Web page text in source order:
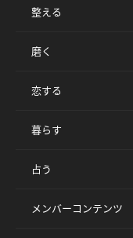
整える
磨く
恋する
暮らす
占う
メンバーコンテンツ